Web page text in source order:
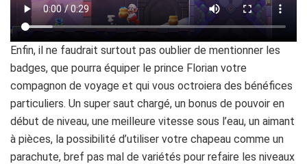
Enfin, il ne faudrait surtout pas oublier de mentionner les
badges, que pourra équiper le prince Florian votre
compagnon de voyage et qui vous octroiera des bénéfices
particuliers. Un super saut chargé, un bonus de pouvoir en
début de niveau, une meilleure vitesse sous l’eau, un aimant
à pièces, la possibilité d’utiliser votre chapeau comme un
parachute, bref pas mal de variétés pour refaire les niveaux